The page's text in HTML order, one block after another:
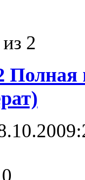
2
Полная